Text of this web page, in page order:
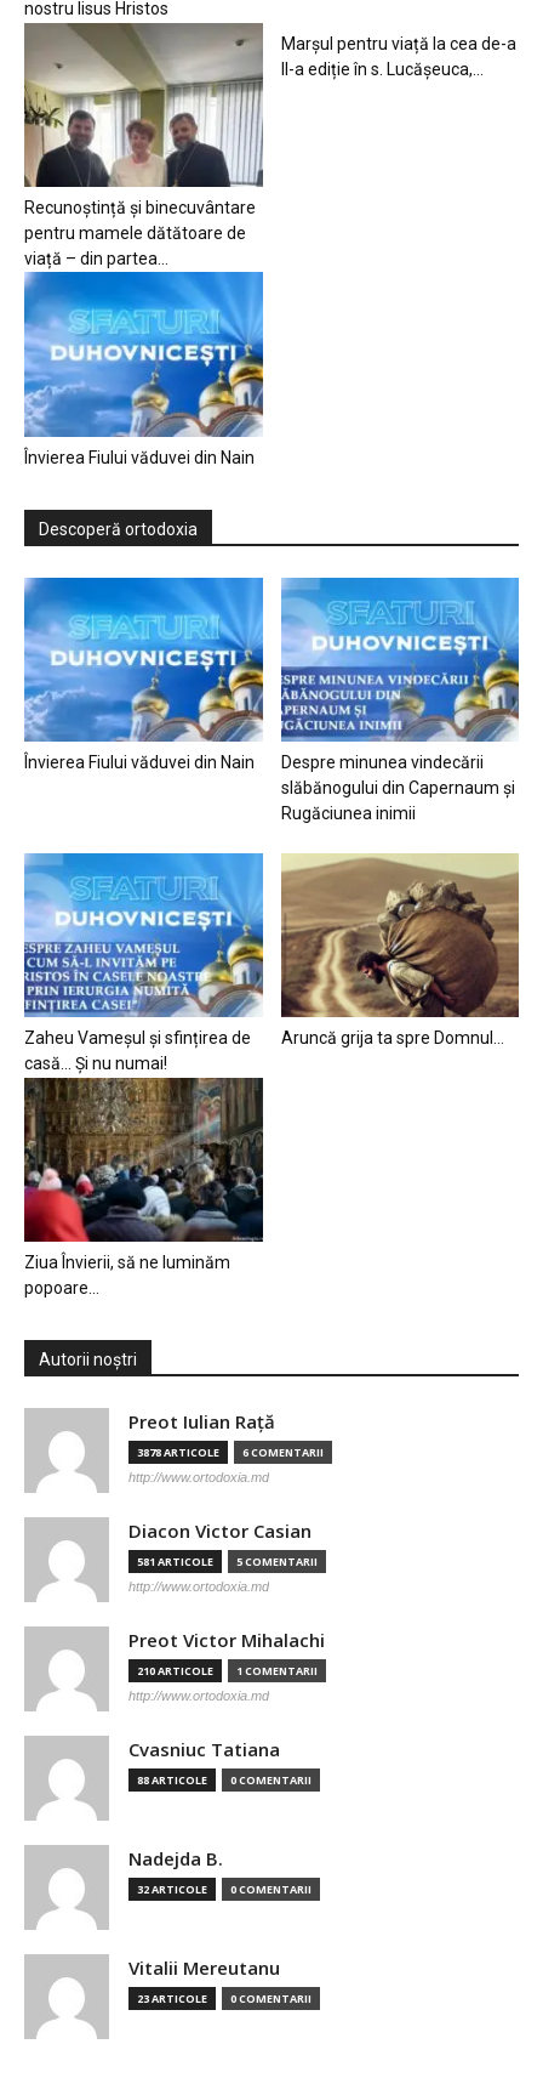
nostru Iisus Hristos
Recunoștință și binecuvântare
pentru mamele dătătoare de
viață – din partea...
Marșul pentru viață la cea de-a
II-a ediție în s. Lucășeuca,...
Învierea Fiului văduvei din Nain
Descoperă ortodoxia
Învierea Fiului văduvei din Nain
Despre minunea vindecării
slăbănogului din Capernaum și
Rugăciunea inimii
Zaheu Vameșul și sfințirea de
casă… Și nu numai!
Aruncă grija ta spre Domnul…
Ziua Învierii, să ne luminăm
popoare…
Autorii noștri
Preot Iulian Raţă
3878 ARTICOLE 6 COMENTARII
http://www.ortodoxia.md
Diacon Victor Casian
581 ARTICOLE 5 COMENTARII
http://www.ortodoxia.md
Preot Victor Mihalachi
210 ARTICOLE 1 COMENTARII
http://www.ortodoxia.md
Cvasniuc Tatiana
88 ARTICOLE 0 COMENTARII
Nadejda B.
32 ARTICOLE 0 COMENTARII
Vitalii Mereutanu
23 ARTICOLE 0 COMENTARII